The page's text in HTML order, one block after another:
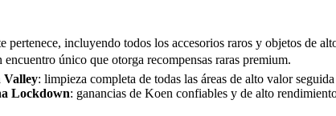
pertenece, incluyendo todos los accesorios raros y objetos de
único que otorga recompensas raras premium.
Valley: limpieza completa de todas las áreas de alto valor
Lockdown: ganancias de Koen confiables y de alto